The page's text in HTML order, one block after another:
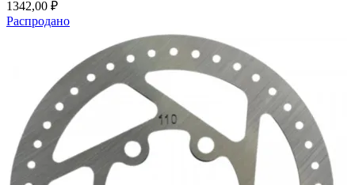
1342,00 ₽
Распродано